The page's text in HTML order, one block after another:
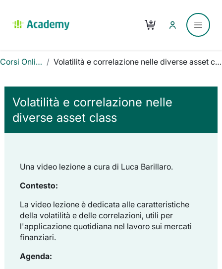
Carrello
Corsi Online Volatilità e correlazione nelle diverse asset class
Volatilità e correlazione nelle
diverse asset class
Una video lezione a cura di Luca Barillaro.
Contesto:
La video lezione è dedicata alle caratteristiche
della volatilità e delle correlazioni, utili per
l'applicazione quotidiana nel lavoro sui mercati
finanziari.
Agenda: